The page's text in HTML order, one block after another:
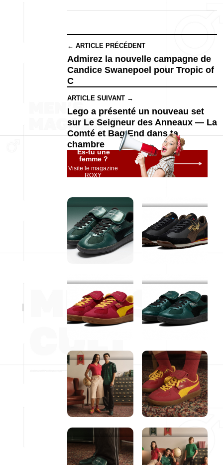
← ARTICLE PRÉCÉDENT
Admirez la nouvelle campagne de
Candice Swanepoel pour Tropic of
C
ARTICLE SUIVANT →
Lego a présenté un nouveau set
sur Le Seigneur des Anneaux — La
Comté et Bag End dans ta
chambre
Es-tu une
femme ?
Visite le magazine
ROXY